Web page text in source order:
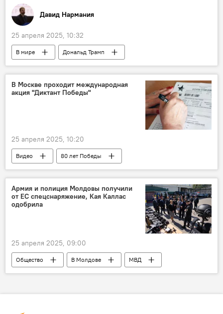
Давид Нармания
25 апреля 2025, 10:32
В мире Дональд Трамп
В Москве проходит международная
акция "Диктант Победы"
25 апреля 2025, 10:20
Видео 80 лет Победы
Армия и полиция Молдовы получили
от ЕС спецснаряжение, Кая Каллас
одобрила
25 апреля 2025, 09:00
Общество В Молдове
МВД
Европейский союз